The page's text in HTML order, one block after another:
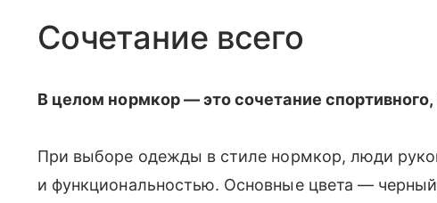
Сочетание всего
В целом нормкор — это сочетание
При выборе одежды в стиле нормкор, люди
и функциональностью. Основные цвета —